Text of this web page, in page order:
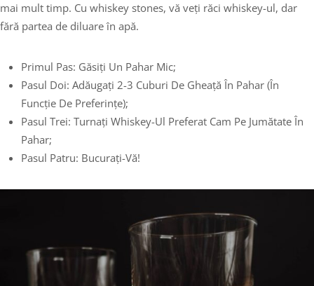
mai mult timp. Cu whiskey stones, vă veți răci whiskey-ul, dar
fără partea de diluare în apă.
Primul Pas: Găsiți Un Pahar Mic;
Pasul Doi: Adăugați 2-3 Cuburi De Gheață În Pahar (în
Funcție De Preferințe);
Pasul Trei: Turnați Whiskey-Ul Preferat Cam Pe Jumătate În
Pahar;
Pasul Patru: Bucurați-Vă!